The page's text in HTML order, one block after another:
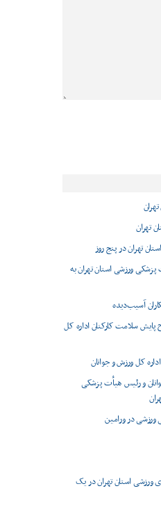
تهران
ورزشی استان تهران به
آسیب‌دیده
سلامت کارکنان اداره کل
کل ورزش و جوانان
و رئیس هیأت پزشکی
ورزشی در ورامین
ورزشی استان تهران در یک